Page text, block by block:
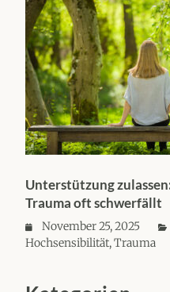
Unterstützung
Trauma oft schwerfällt
November 25, 2025
Hochsensibilität,Trauma